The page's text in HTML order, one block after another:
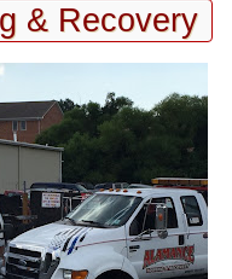
& Recovery